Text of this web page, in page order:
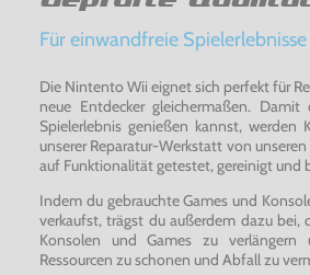
Für einwandfreie Spielerlebnisse
Die Nintento Wii eignet sich perfekt für
neue Entdecker gleichermaßen.
Spielerlebnis genießen kannst, werden
unserer Reparatur-Werkstatt von
auf Funktionalität getestet, gereinigt und
Indem du gebrauchte Games und
verkaufst, trägst du außerdem dazu bei,
Konsolen und Games zu
Ressourcen zu schonen und Abfall zu